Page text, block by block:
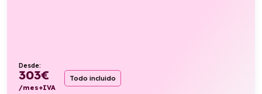
Desde:
303€
/mes+IVA
Todo incluido